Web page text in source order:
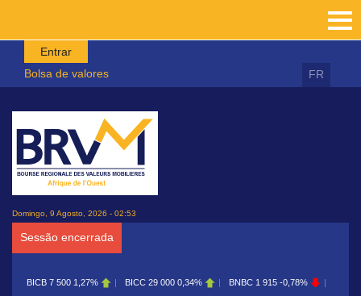
Passar para o conteúdo principal
Entrar
Bolsa de valores
FR
Domingo, 9 Agosto, 2026 - 02:53
Sessão encerrada
BICB 7 500 1,27% BICC 29 000 0,34% BNBC 1 915 -0,78%